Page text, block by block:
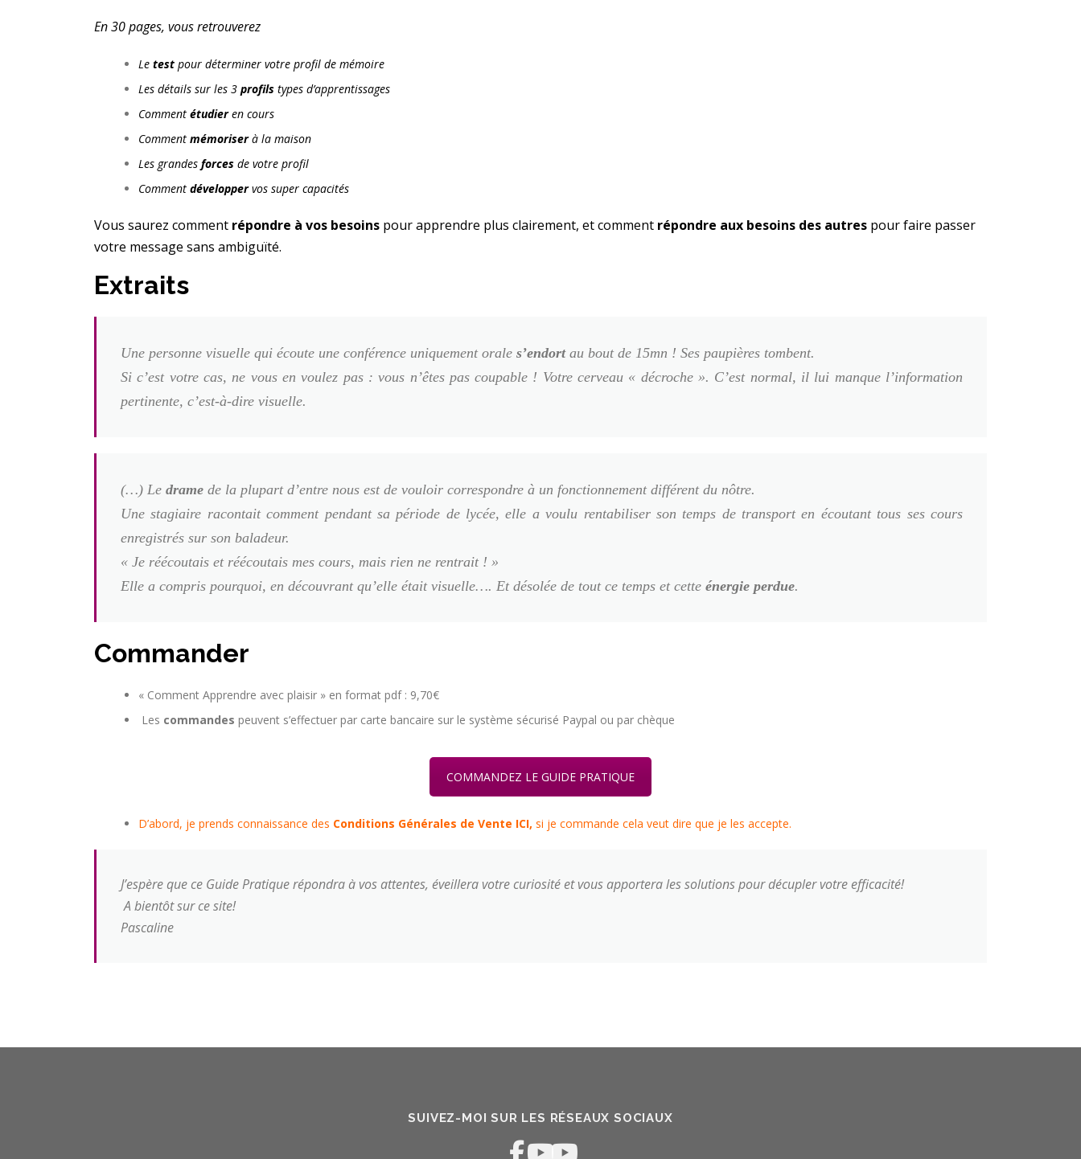
En 30 pages, vous retrouverez
Le test pour déterminer votre profil de mémoire
Les détails sur les 3 profils types d’apprentissages
Comment étudieren cours
Comment mémoriserà la maison
Les grandes forces de votre profil
Comment développervos super capacités
Vous saurez comment répondre à vos besoins pour apprendre plus clairement, et comment répondre aux besoins des autres pour faire passer
votre message sans ambiguïté.
Extraits
Une personne visuelle qui écoute une conférence uniquement orale s’endortau bout de 15mn ! Ses paupières tombent.
Si c’est votre cas, ne vous en voulez pas : vous n’êtes pas coupable ! Votre cerveau « décroche ». C’est normal, il lui manque l’information
pertinente, c’est-à-dire visuelle.
(…) Le drame de la plupart d’entre nous est de vouloir correspondre à un fonctionnement différent du nôtre.
Une stagiaire racontait comment pendant sa période de lycée, elle a voulu rentabiliser son temps de transport en écoutant tous ses cours
enregistrés sur son baladeur.
« Je réécoutais et réécoutais mes cours, mais rien ne rentrait ! »
Elle a compris pourquoi, en découvrant qu’elle était visuelle…. Et désolée de tout ce temps et cette énergie perdue.
Commander
« Comment Apprendre avec plaisir » en format pdf : 9,70€
Les commandes peuvent s’effectuer par carte bancaire sur le système sécurisé Paypal ou par chèque
COMMANDEZ LE GUIDE PRATIQUE
D’abord, je prends connaissance des Conditions Générales de Vente ICI, si je commande cela veut dire que je les accepte.
J’espère que ce Guide Pratique répondra à vos attentes, éveillera votre curiosité et vous apportera les solutions pour décupler votre efficacité!
A bientôt sur ce site!
Pascaline
SUIVEZ-MOI SUR LES RÉSEAUX SOCIAUX